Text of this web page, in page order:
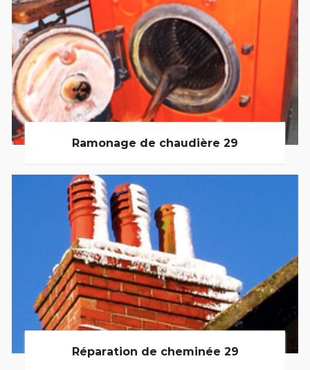
Ramonage de chaudière 29
Réparation de cheminée 29